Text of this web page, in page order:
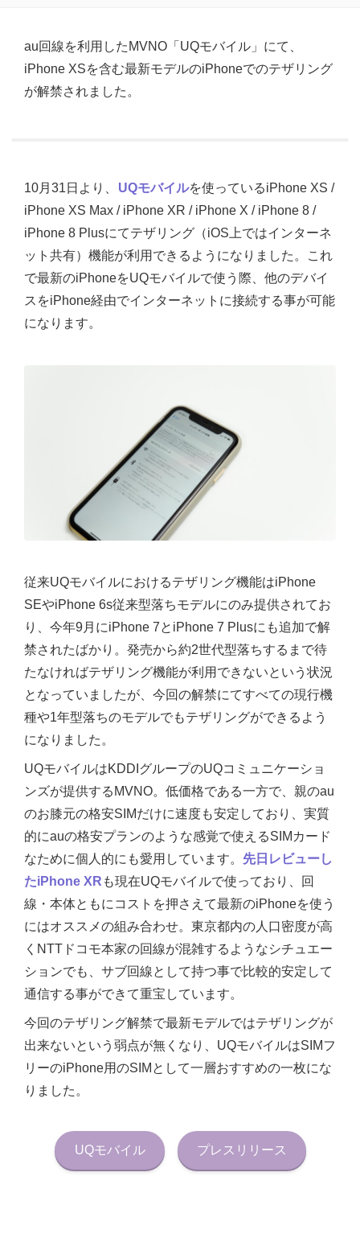
au回線を利用したMVNO「UQモバイル」にて、
iPhone XSを含む最新モデルのiPhoneでのテザリング
が解禁されました。
10月31日より、 UQモバイルを使っているiPhone XS /
iPhone XS Max / iPhone XR / iPhone X / iPhone 8 /
iPhone 8 Plusにてテザリング（iOS上ではインターネ
ット共有）機能が利用できるようになりました。これ
で最新のiPhoneをUQモバイルで使う際、他のデバイ
スをiPhone経由でインターネットに接続する事が可能
になります。
従来UQモバイルにおけるテザリング機能はiPhone
SEやiPhone 6s従来型落ちモデルにのみ提供されてお
り、今年9月にiPhone 7とiPhone 7 Plusにも追加で解
禁されたばかり。発売から約2世代型落ちするまで待
たなければテザリング機能が利用できないという状況
となっていましたが、今回の解禁にてすべての現行機
種や1年型落ちのモデルでもテザリングができるよう
になりました。
UQモバイルはKDDIグループのUQコミュニケーショ
ンズが提供するMVNO。低価格である一方で、親のau
のお膝元の格安SIMだけに速度も安定しており、実質
的にauの格安プランのような感覚で使えるSIMカード
なために個人的にも愛用しています。 先日レビューし
たiPhone XR も現在UQモバイルで使っており、回
線・本体ともにコストを押さえて最新のiPhoneを使う
にはオススメの組み合わせ。東京都内の人口密度が高
くNTTドコモ本家の回線が混雑するようなシチュエー
ションでも、サブ回線として持つ事で比較的安定して
通信する事ができて重宝しています。
今回のテザリング解禁で最新モデルではテザリングが
出来ないという弱点が無くなり、UQモバイルはSIMフ
リーのiPhone用のSIMとして一層おすすめの一枚にな
りました。
UQモバイル プレスリリース